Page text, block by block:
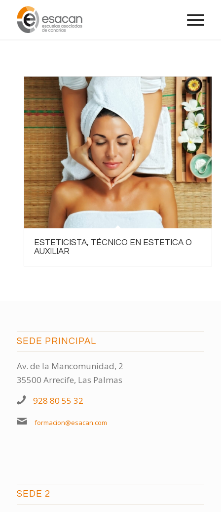
ESTETICISTA, TÉCNICO EN ESTETICA O
AUXILIAR
SEDE PRINCIPAL
Av. de la Mancomunidad, 2
35500 Arrecife, Las Palmas
928 80 55 32
formacion@esacan.com
SEDE 2